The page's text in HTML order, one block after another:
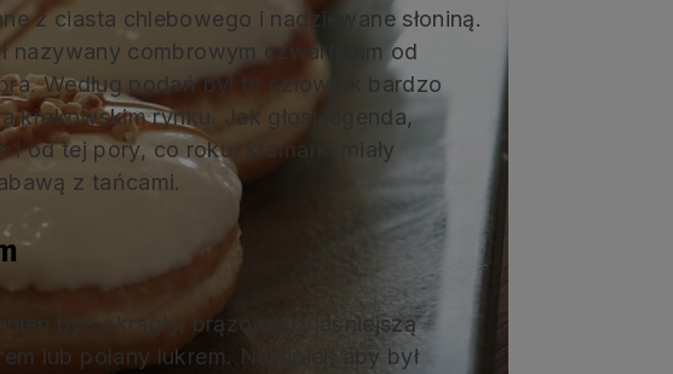
z ciasta chlebowego i nadziewane słoniną.
nazywany combrowym czwartkiem od
Według podań był to człowiek bardzo
krakowskim rynku. Jak głosi legenda,
i od tej pory, co roku, kramarki miały
z tańcami.
być okrągły, brązowy, z jaśniejszą
lub polany lukrem. Najlepiej, aby był